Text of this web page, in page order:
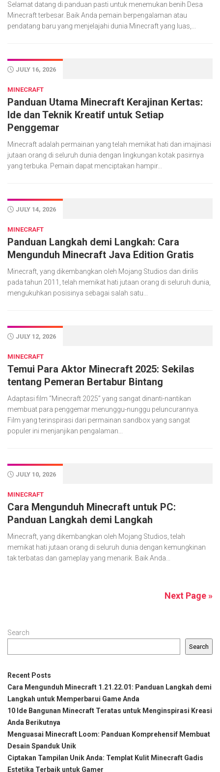
Selamat datang di panduan pasti untuk menemukan benih Desa
Minecraft terbesar. Baik Anda pemain berpengalaman atau
pendatang baru yang menjelajahi dunia Minecraft yang luas,...
JULY 16, 2026
MINECRAFT
Panduan Utama Minecraft Kerajinan Kertas:
Ide dan Teknik Kreatif untuk Setiap
Penggemar
Minecraft adalah permainan yang telah memikat hati dan imajinasi
jutaan orang di seluruh dunia dengan lingkungan kotak pasirnya
yang terbuka. Pemain dapat menciptakan hampir...
JULY 14, 2026
MINECRAFT
Panduan Langkah demi Langkah: Cara
Mengunduh Minecraft Java Edition Gratis
Minecraft, yang dikembangkan oleh Mojang Studios dan dirilis
pada tahun 2011, telah memikat hati jutaan orang di seluruh dunia,
mengukuhkan posisinya sebagai salah satu...
JULY 12, 2026
MINECRAFT
Temui Para Aktor Minecraft 2025: Sekilas
tentang Pemeran Bertabur Bintang
Adaptasi film “Minecraft 2025” yang sangat dinanti-nantikan
membuat para penggemar menunggu-nunggu peluncurannya.
Film yang terinspirasi dari permainan sandbox yang sangat
populer ini menjanjikan pengalaman...
JULY 10, 2026
MINECRAFT
Cara Mengunduh Minecraft untuk PC:
Panduan Langkah demi Langkah
Minecraft, yang dikembangkan oleh Mojang Studios, telah
memikat hati jutaan orang di seluruh dunia dengan kemungkinan
tak terbatas dan gameplay yang menarik. Baik Anda...
Next Page »
Search
Search
Recent Posts
Cara Mengunduh Minecraft 1.21.22.01: Panduan Langkah demi
Langkah untuk Memperbarui Game Anda
10 Ide Bangunan Minecraft Teratas untuk Menginspirasi Kreasi
Anda Berikutnya
Menguasai Minecraft Loom: Panduan Komprehensif Membuat
Desain Spanduk Unik
Ciptakan Tampilan Unik Anda: Templat Kulit Minecraft Gadis
Estetika Terbaik untuk Gamer